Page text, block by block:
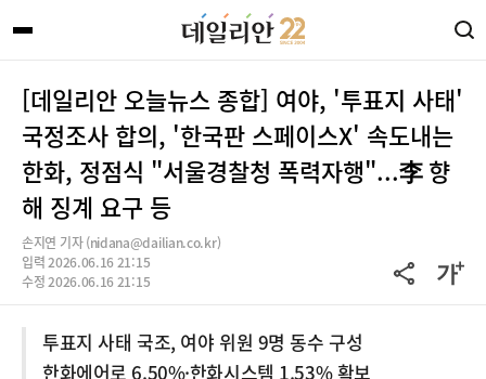
[데일리안 오늘뉴스 종합] 여야, '투표지 사태'
국정조사 합의, '한국판 스페이스X' 속도내는
한화, 정점식 "서울경찰청 폭력자행"...李 향
해 징계 요구 등
손지연 기자 (nidana@dailian.co.kr)
입력 2026.06.16 21:15
수정 2026.06.16 21:15
투표지 사태 국조, 여야 위원 9명 동수 구성
한화에어로 6.50%·한화시스템 1.53% 확보